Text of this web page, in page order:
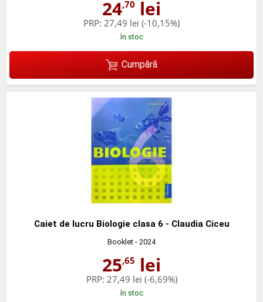
24,70 lei
PRP: 27,49 lei (-10,15%)
în stoc
Cumpără
Caiet de lucru Biologie clasa 6 - Claudia Ciceu
Booklet - 2024
25,65 lei
PRP: 27,49 lei (-6,69%)
în stoc